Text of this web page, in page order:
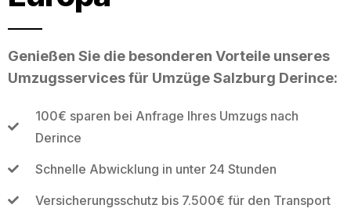
Genießen Sie die besonderen Vorteile unseres
Umzugsservices für Umzüge Salzburg Derince:
100€ sparen bei Anfrage Ihres Umzugs nach
Derince
Schnelle Abwicklung in unter 24 Stunden
Versicherungsschutz bis 7.500€ für den Transport